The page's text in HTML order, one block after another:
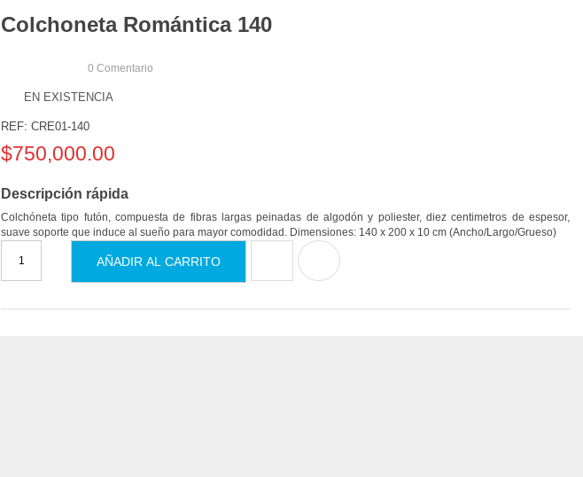
Colchoneta Romántica 140
0 Comentario
EN EXISTENCIA
REF: CRE01-140
$750,000.00
Descripción rápida
Colchóneta tipo futón, compuesta de fibras largas peinadas de algodón y poliester, diez centimetros de espesor,
suave soporte que induce al sueño para mayor comodidad. Dimensiones: 140 x 200 x 10 cm (Ancho/Largo/Grueso)
AÑADIR AL CARRITO